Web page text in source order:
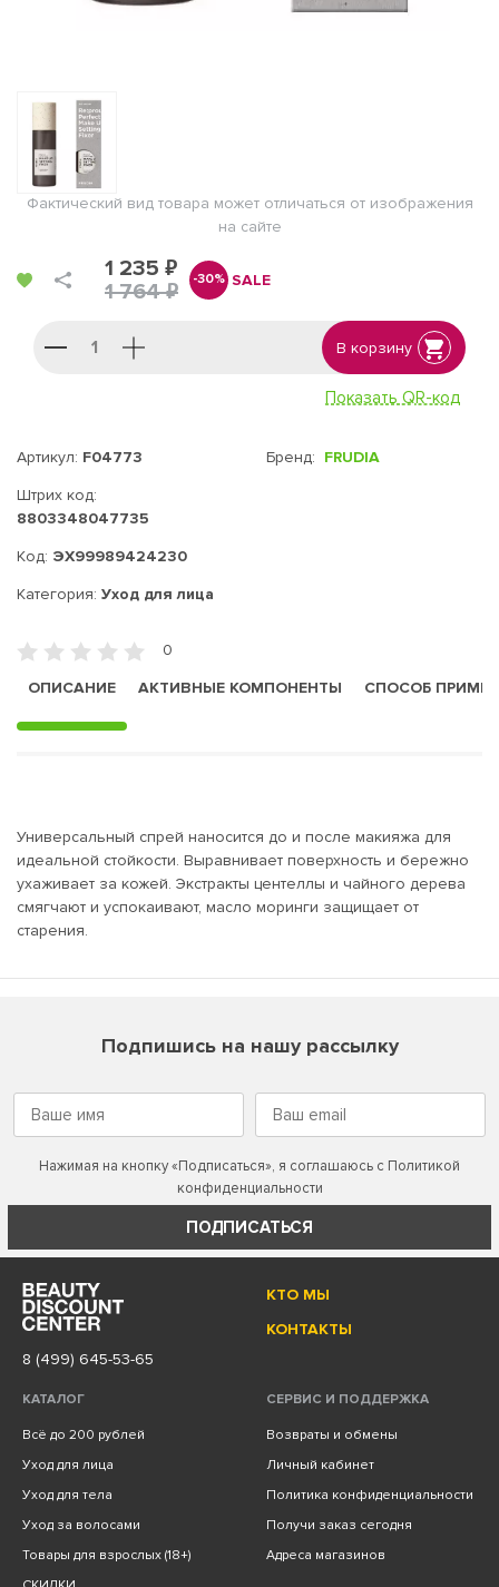
Фактический вид товара может отличаться от изображения
на сайте
1 235 ₽
1 764 ₽
-30% SALE
В корзину
Показать QR-код
Артикул: F04773
Штрих код:
8803348047735
Код: ЭХ99989424230
Бренд: FRUDIA
Категория: Уход для лица
0
ОПИСАНИЕ
АКТИВНЫЕ КОМПОНЕНТЫ СПОСОБ
Универсальный спрей наносится до и после макияжа для
идеальной стойкости. Выравнивает поверхность и бережно
ухаживает за кожей. Экстракты центеллы и чайного дерева
смягчают и успокаивают, масло моринги защищает от
старения.
Подпишись на нашу рассылку
Нажимая на кнопку «Подписаться», я соглашаюсь с Политикой
конфиденциальности
ПОДПИСАТЬСЯ
КТО МЫ
КОНТАКТЫ
8 (499) 645-53-65
КАТАЛОГ
Всё до 200 рублей
Уход для лица
Уход для тела
Уход за волосами
Товары для взрослых (18+)
СЕРВИС И ПОДДЕРЖКА
Возвраты и обмены
Личный кабинет
Политика конфиденциальности
Получи заказ сегодня
Адреса магазинов